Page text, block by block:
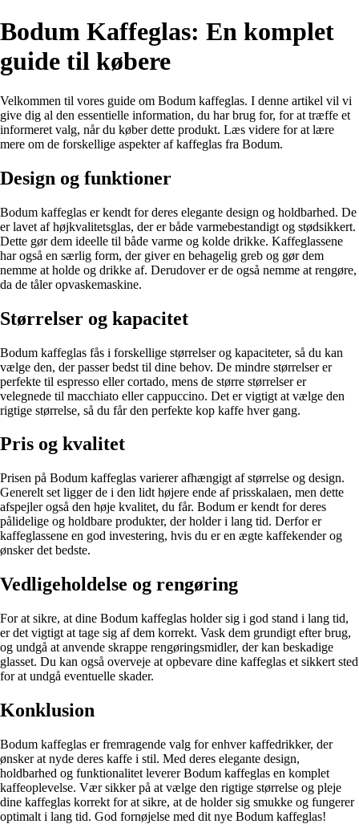
Bodum Kaffeglas: En komplet
guide til købere
Velkommen til vores guide om Bodum kaffeglas. I denne artikel vil vi
give dig al den essentielle information, du har brug for, for at træffe et
informeret valg, når du køber dette produkt. Læs videre for at lære
mere om de forskellige aspekter af kaffeglas fra Bodum.
Design og funktioner
Bodum kaffeglas er kendt for deres elegante design og holdbarhed. De
er lavet af højkvalitetsglas, der er både varmebestandigt og stødsikkert.
Dette gør dem ideelle til både varme og kolde drikke. Kaffeglassene
har også en særlig form, der giver en behagelig greb og gør dem
nemme at holde og drikke af. Derudover er de også nemme at rengøre,
da de tåler opvaskemaskine.
Størrelser og kapacitet
Bodum kaffeglas fås i forskellige størrelser og kapaciteter, så du kan
vælge den, der passer bedst til dine behov. De mindre størrelser er
perfekte til espresso eller cortado, mens de større størrelser er
velegnede til macchiato eller cappuccino. Det er vigtigt at vælge den
rigtige størrelse, så du får den perfekte kop kaffe hver gang.
Pris og kvalitet
Prisen på Bodum kaffeglas varierer afhængigt af størrelse og design.
Generelt set ligger de i den lidt højere ende af prisskalaen, men dette
afspejler også den høje kvalitet, du får. Bodum er kendt for deres
pålidelige og holdbare produkter, der holder i lang tid. Derfor er
kaffeglassene en god investering, hvis du er en ægte kaffekender og
ønsker det bedste.
Vedligeholdelse og rengøring
For at sikre, at dine Bodum kaffeglas holder sig i god stand i lang tid,
er det vigtigt at tage sig af dem korrekt. Vask dem grundigt efter brug,
og undgå at anvende skrappe rengøringsmidler, der kan beskadige
glasset. Du kan også overveje at opbevare dine kaffeglas et sikkert sted
for at undgå eventuelle skader.
Konklusion
Bodum kaffeglas er fremragende valg for enhver kaffedrikker, der
ønsker at nyde deres kaffe i stil. Med deres elegante design,
holdbarhed og funktionalitet leverer Bodum kaffeglas en komplet
kaffeoplevelse. Vær sikker på at vælge den rigtige størrelse og pleje
dine kaffeglas korrekt for at sikre, at de holder sig smukke og fungerer
optimalt i lang tid. God fornøjelse med dit nye Bodum kaffeglas!